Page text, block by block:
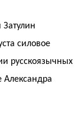
силовое
русскоязычных
Александра